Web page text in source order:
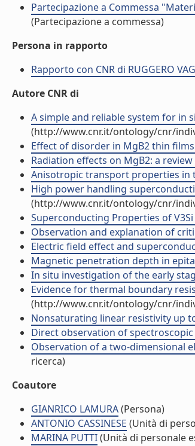
Partecipazione a Commessa
(Partecipazione a commessa)
Persona in rapporto
Rapporto con CNR di RUGGERO
Autore CNR di
A simple and reliable system for in
(http://www.cnr.it/ontology/cnr/
Effect of disorder in MgB2 thin
Radiation effects on MgB2: a
Anisotropic transport properties in
High power handling
(http://www.cnr.it/ontology/cnr/
Superconducting Properties of
Observation and explanation of
Electric field effect and
Magnetic penetration depth in
In situ investigation of the early
Evidence for thermal boundary
(http://www.cnr.it/ontology/cnr/
Nonsaturating linear resistivity up
Direct observation of
Observation of a two-dimensional
ricerca)
Coautore
GIANRICO LAMURA(Persona)
ANTONIO CASSINESE (Unità di
MARINA PUTTI(Unità di personale